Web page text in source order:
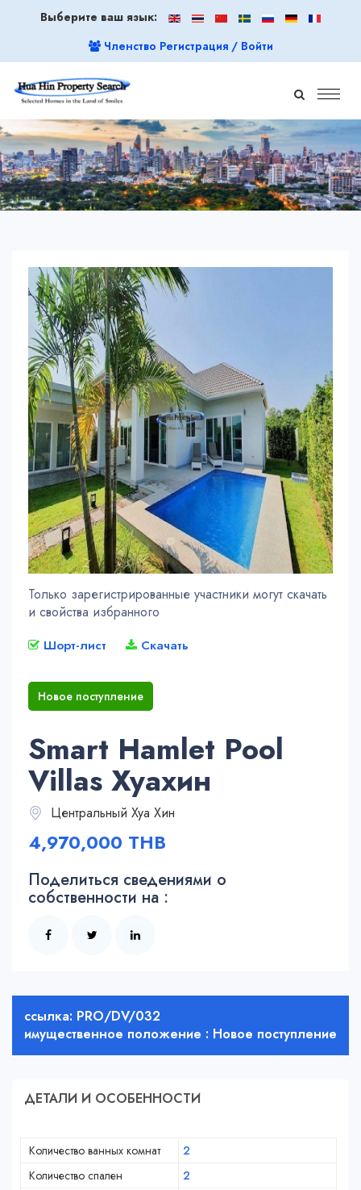
Выберите ваш язык:
Членство Регистрация / Войти
Только зарегистрированные участники могут скачать
и свойства избранного
Шорт-лист Скачать
Новое поступление
Smart Hamlet Pool
Villas Хуахин
Центральный Хуа Хин
4,970,000 THB
Поделиться сведениями о
собственности на :
ссылка: PRO/DV/032
имущественное положение : Новое поступление
ДЕТАЛИ И ОСОБЕННОСТИ
Количество ванных комнат
2
Количество спален
2